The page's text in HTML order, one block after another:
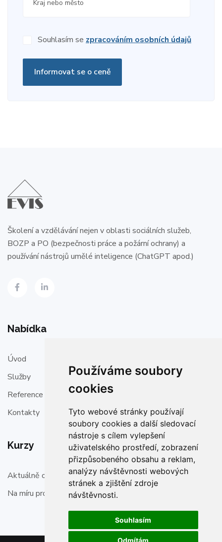
Používáme soubory
cookies
Tyto webové stránky používají
soubory cookies a další sledovací
nástroje s cílem vylepšení
uživatelského prostředí, zobrazení
přizpůsobeného obsahu a reklam,
analýzy návštěvnosti webových
stránek a zjištění zdroje
návštěvnosti.
Souhlasím
Odmítám
Souhlasím se zpracováním osobních údajů
Informovat se o ceně
Školení a vzdělávání nejen v oblasti sociálních služeb,
BOZP a PO (bezpečnosti práce a požární ochrany) a
používání nástrojů umělé inteligence (ChatGPT apod.)
Nabídka
Úvod
Služby
Reference
Kontakty
Kurzy
Aktuálně otevřené
Na míru pro firmy